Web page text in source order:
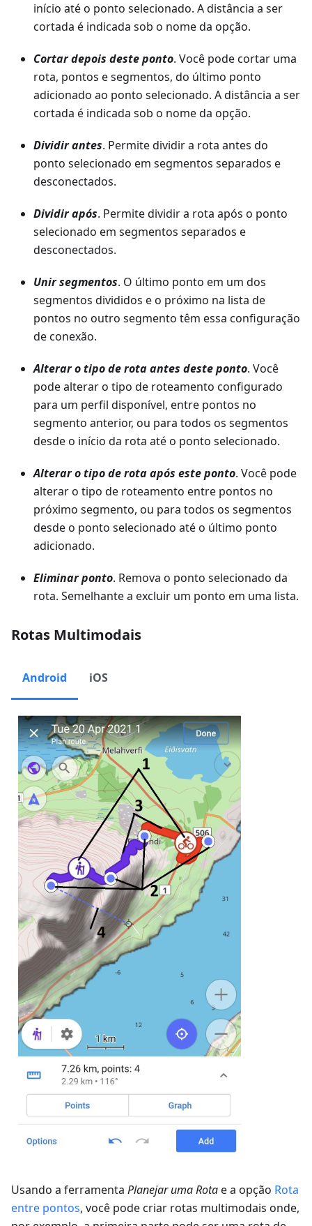
início até o ponto selecionado. A distância a ser
cortada é indicada sob o nome da opção.
Cortar depois deste ponto. Você pode cortar uma
rota, pontos e segmentos, do último ponto
adicionado ao ponto selecionado. A distância a ser
cortada é indicada sob o nome da opção.
Dividir antes. Permite dividir a rota antes do
ponto selecionado em segmentos separados e
desconectados.
Dividir após. Permite dividir a rota após o ponto
selecionado em segmentos separados e
desconectados.
Unir segmentos. O último ponto em um dos
segmentos divididos e o próximo na lista de
pontos no outro segmento têm essa configuração
de conexão.
Alterar o tipo de rota antes deste ponto. Você
pode alterar o tipo de roteamento configurado
para um perfil disponível, entre pontos no
segmento anterior, ou para todos os segmentos
desde o início da rota até o ponto selecionado.
Alterar o tipo de rota após este ponto. Você pode
alterar o tipo de roteamento entre pontos no
próximo segmento, ou para todos os segmentos
desde o ponto selecionado até o último ponto
adicionado.
Eliminar ponto. Remova o ponto selecionado da
rota. Semelhante a excluir um ponto em uma lista.
Rotas Multimodais
Android iOS
Usando a ferramenta Planejar uma Rotae a opção Rota
entre pontos, você pode criar rotas multimodais onde,